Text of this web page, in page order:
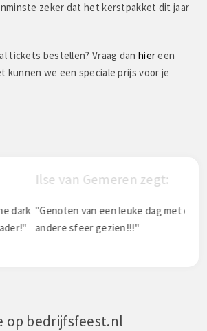
zeker dat het kerstpakket dit jaar
tickets bestellen? Vraag dan hiereen
kunnen we een speciale prijs voor je
zegt:
leuke dag met collega's en elkaar ff in
op bedrijfsfeest.nl